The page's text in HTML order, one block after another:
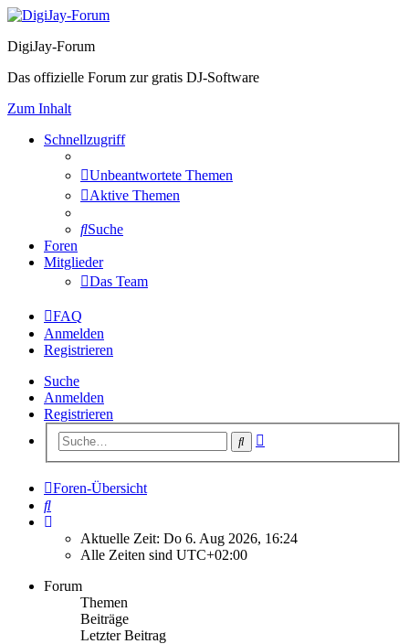
DigiJay-Forum
Das offizielle Forum zur gratis DJ-Software
Zum Inhalt
Schnellzugriff
Unbeantwortete Themen
Aktive Themen
Suche
Foren
Mitglieder
Das Team
FAQ
Anmelden
Registrieren
Suche
Anmelden
Registrieren
Suche
Foren-Übersicht
Suche
Aktuelle Zeit: Do 6. Aug 2026, 16:24
Alle Zeiten sind UTC+02:00
Forum
Themen
Beiträge
Letzter Beitrag